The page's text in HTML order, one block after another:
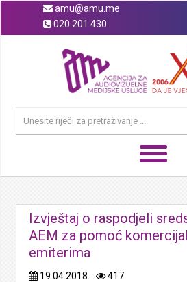
amu@amu.me
020 201 430
Izvještaj o raspodjeli
AEM za pomoć
emiterima
19.04.2018. 417